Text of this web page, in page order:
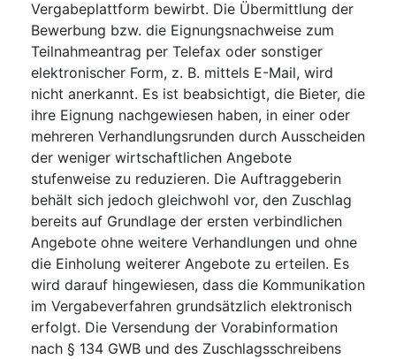
Vergabeplattform bewirbt. Die Übermittlung der
Bewerbung bzw. die Eignungsnachweise zum
Teilnahmeantrag per Telefax oder sonstiger
elektronischer Form, z. B. mittels E-Mail, wird
nicht anerkannt. Es ist beabsichtigt, die Bieter, die
ihre Eignung nachgewiesen haben, in einer oder
mehreren Verhandlungsrunden durch Ausscheiden
der weniger wirtschaftlichen Angebote
stufenweise zu reduzieren. Die Auftraggeberin
behält sich jedoch gleichwohl vor, den Zuschlag
bereits auf Grundlage der ersten verbindlichen
Angebote ohne weitere Verhandlungen und ohne
die Einholung weiterer Angebote zu erteilen. Es
wird darauf hingewiesen, dass die Kommunikation
im Vergabeverfahren grundsätzlich elektronisch
erfolgt. Die Versendung der Vorabinformation
nach § 134 GWB und des Zuschlagsschreibens